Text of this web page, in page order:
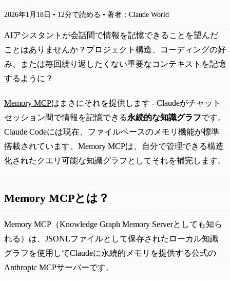
2026年1月18日 • 12分で読める • 著者：Claude World
AIアシスタントが会話間で情報を記憶できることを望んだ
ことはありませんか？プロジェクト構造、コーディングの好
み、または毎回繰り返したくない重要なコンテキストを記憶
するように？
Memory MCPはまさにそれを提供します - Claudeがチャット
セッション間で情報を記憶できる永続的な知識グラフです。
Claude Codeには現在、ファイルベースのメモリ機能が標準
搭載されています。Memory MCPは、自分で管理できる構造
化されたクエリ可能な知識グラフとしてそれを補完します。
Memory MCPとは？
Memory MCP（Knowledge Graph Memory Serverとしても知ら
れる）は、JSONLファイルとして保存されたローカル知識
グラフを使用してClaudeに永続的メモリを提供する公式の
Anthropic MCPサーバーです。